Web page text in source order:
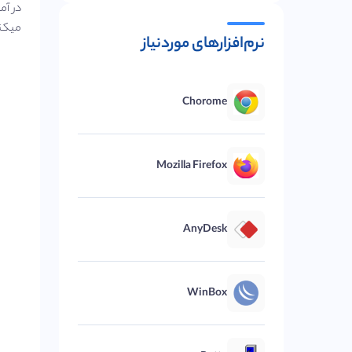
نرم‌افزارهای موردنیاز
Chorome
Mozilla Firefox
AnyDesk
WinBox